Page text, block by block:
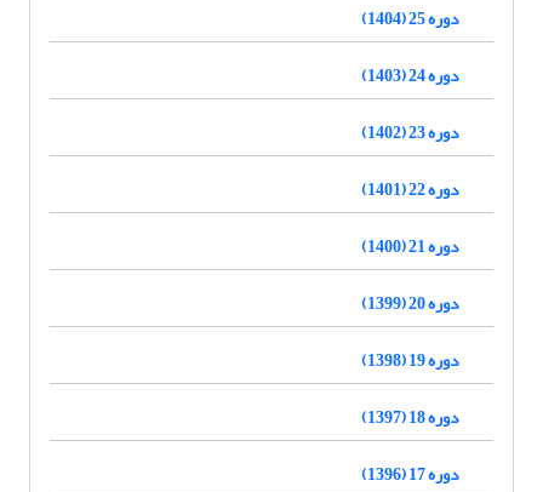
دوره 25 (1404)
دوره 24 (1403)
دوره 23 (1402)
دوره 22 (1401)
دوره 21 (1400)
دوره 20 (1399)
دوره 19 (1398)
دوره 18 (1397)
دوره 17 (1396)